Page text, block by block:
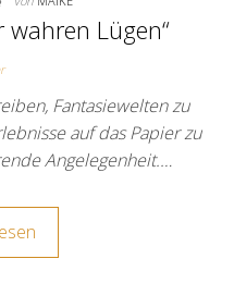
wahren Lügen“
Fantasiewelten zu
auf das Papier zu
Angelegenheit.…